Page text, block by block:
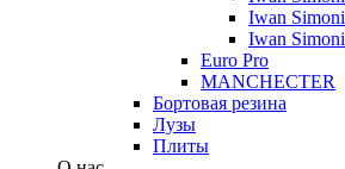
Iwan
Iwan
Euro Pro
MANCHECTER
Бортовая резина
Лузы
Плиты